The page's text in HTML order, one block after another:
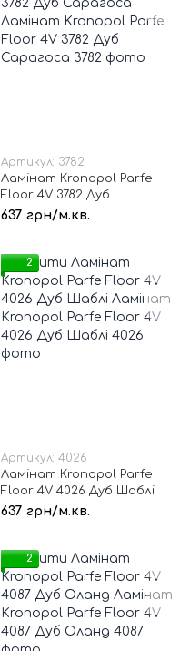
Артикул: 3782
Ламінат Kronopol Parfe
Floor 4V 3782 Дуб
Сарагоса
637 грн/м.кв.
2
Артикул: 4026
Ламінат Kronopol Parfe
Floor 4V 4026 Дуб Шаблі
637 грн/м.кв.
2